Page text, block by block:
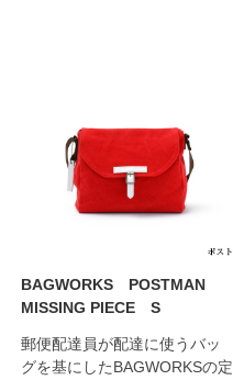
BAGWORKS POSTMAN
MISSING PIECE S
郵便配達員が配達に使うバッ
グを基にしたBAGWORKSの定